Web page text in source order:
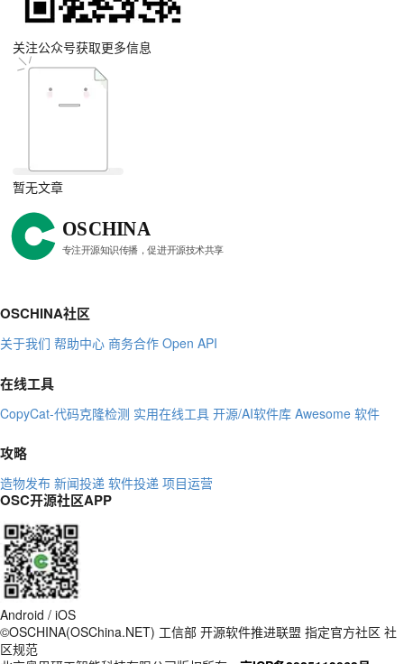
关注公众号获取更多信息
暂无文章
OSCHINA社区
关于我们 帮助中心 商务合作 Open API
在线工具
CopyCat-代码克隆检测 实用在线工具 开源/AI软件库 Awesome 软件
攻略
造物发布 新闻投递 软件投递 项目运营
OSC开源社区APP
Android / iOS
©OSCHINA(OSChina.NET) 工信部 开源软件推进联盟 指定官方社区 社
区规范